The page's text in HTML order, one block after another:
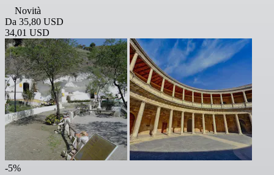
Novità
Da 35,80 USD
34,01 USD
-5%